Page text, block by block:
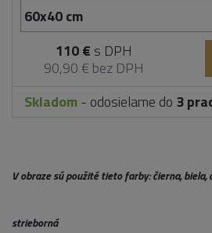
110 € s DPH
90,90 € bez DPH
Skladom- odosielame do 3
V obraze sú použité tieto farby: čierna, biela,
strieborná